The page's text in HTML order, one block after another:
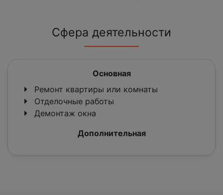
Сфера деятельности
Основная
Ремонт квартиры или комнаты
Отделочные работы
Демонтаж окна
Дополнительная